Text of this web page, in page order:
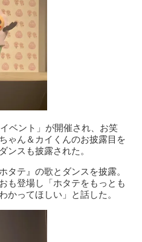
ベント」が開催され、お笑
ゃん＆カイくんのお披露目を
ンスも披露された。
タテ』の歌とダンスを披露。
も登場し「ホタテをもっとも
かってほしい」と話した。